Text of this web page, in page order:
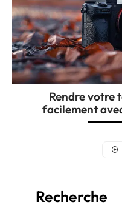
Rendre votre
facilement
Recherche